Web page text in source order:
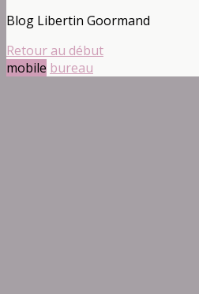
Blog Libertin Goormand
Retour au début
mobile bureau